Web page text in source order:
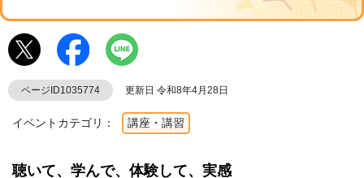
ページID1035774 更新日 令和8年4月28日
イベントカテゴリ： 講座・講習
聴いて、学んで、体験して、実感